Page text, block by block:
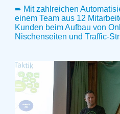
➨ Mit zahlreichen
einem Team aus 12
Kunden beim Aufbau von
Nischenseiten und Traffic-